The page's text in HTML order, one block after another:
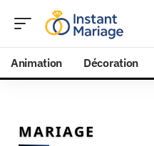
Animation Décoration
MARIAGE